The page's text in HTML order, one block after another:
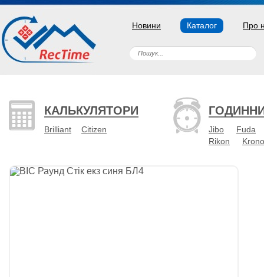
Новини Каталог Про
КАЛЬКУЛЯТОРИ
Brilliant Citizen Jibo
Fuda
Rikon